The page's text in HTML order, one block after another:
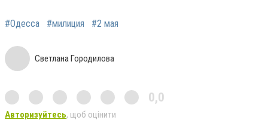
#Одесса #милиция #2 мая
Светлана Городилова
0,0
Авторизуйтесь, щоб оцінити